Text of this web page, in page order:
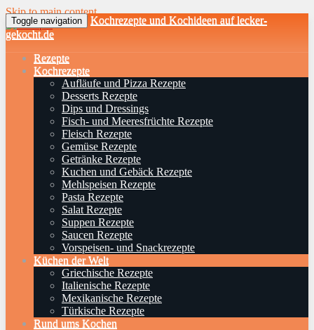
Skip to main content
Toggle navigation
Kochrezepte und Kochideen auf lecker-
gekocht.de
Rezepte
Kochrezepte
Aufläufe und Pizza Rezepte
Desserts Rezepte
Dips und Dressings
Fisch- und Meeresfrüchte Rezepte
Fleisch Rezepte
Gemüse Rezepte
Getränke Rezepte
Kuchen und Gebäck Rezepte
Mehlspeisen Rezepte
Pasta Rezepte
Salat Rezepte
Suppen Rezepte
Saucen Rezepte
Vorspeisen- und Snackrezepte
Küchen der Welt
Griechische Rezepte
Italienische Rezepte
Mexikanische Rezepte
Türkische Rezepte
Rund ums Kochen